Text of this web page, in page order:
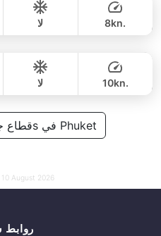
36,500 THB
42,400 THB
لا 8kn.
43FT
52,000 THB
35,300 THB
لا 10kn.
قطاع جسم مزدوج بالإبحارs في Phuket
10 August 2026
روابط